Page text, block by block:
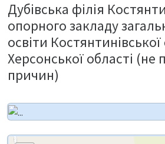
Дубівська філія
опорного закладу
освіти Костянтинівської
Херсонської області (не
причин)